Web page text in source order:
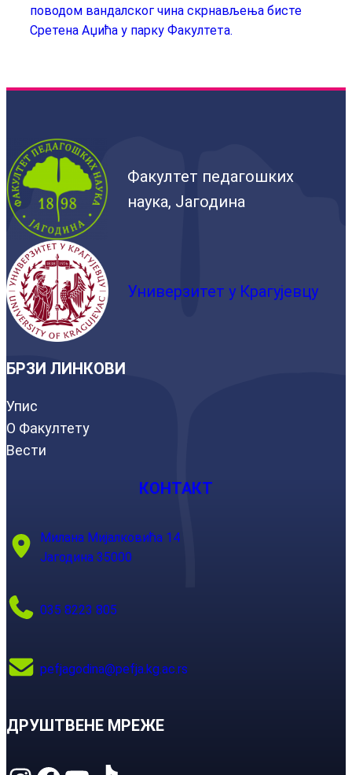
поводом вандалског чина скрнављења бисте
Сретена Аџића у парку Факултета.
Факултет педагошких
наука, Јагодина
Универзитет у Крагујевцу
БРЗИ ЛИНКОВИ
Упис
О Факултету
Вести
КОНТАКТ
Милана Мијалковића 14
Јагодина 35000
035 8223 805
pefjagodina@pefja.kg.ac.rs
ДРУШТВЕНЕ МРЕЖЕ